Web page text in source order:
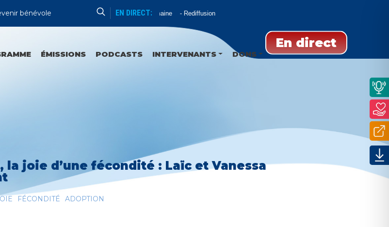
bénévole EN DIRECT:
Formation Humaine Rediffusion
En direct
ÉMISSIONS PODCASTS INTERVENANTS DONS
la joie d’une fécondité : Laïc et Vanessa
FÉCONDITÉ ADOPTION